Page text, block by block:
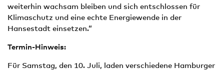
weiterhin wachsam bleiben und sich entschlossen für
Klimaschutz und eine echte Energiewende in der
Hansestadt einsetzen.“
Termin-Hinweis:
Für Samstag, den 10. Juli, laden verschiedene Hamburger